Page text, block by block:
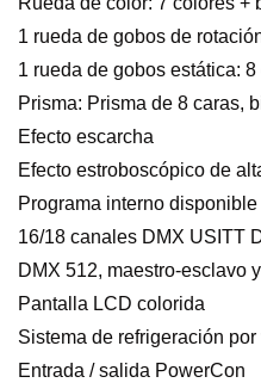
1 rueda de gobos de
1 rueda de gobos estática:
Prisma: Prisma de 8 caras,
Efecto escarcha
Efecto estroboscópico de
Programa interno disponible
16/18 canales DMX USITT
DMX 512, maestro-esclavo
Pantalla LCD colorida
Sistema de refrigeración
Entrada / salida PowerCon